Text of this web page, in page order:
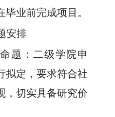
业前完成项目。
安排
题：二级学院申
拟定 ，要求符合社
，切实具备研究价